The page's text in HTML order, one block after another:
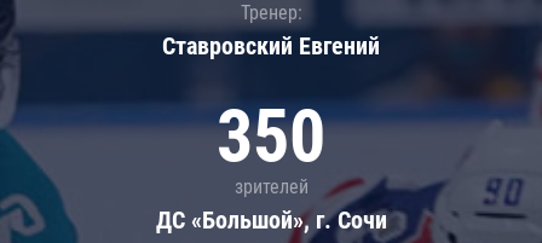
Тренер:
Ставровский Евгений
350
зрителей
ДС «Большой», г. Сочи